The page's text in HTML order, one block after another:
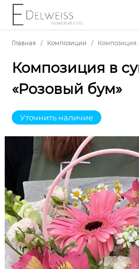
Главная Композиции Композиция
Композиция в
«Розовый бум»
Уточнить наличие